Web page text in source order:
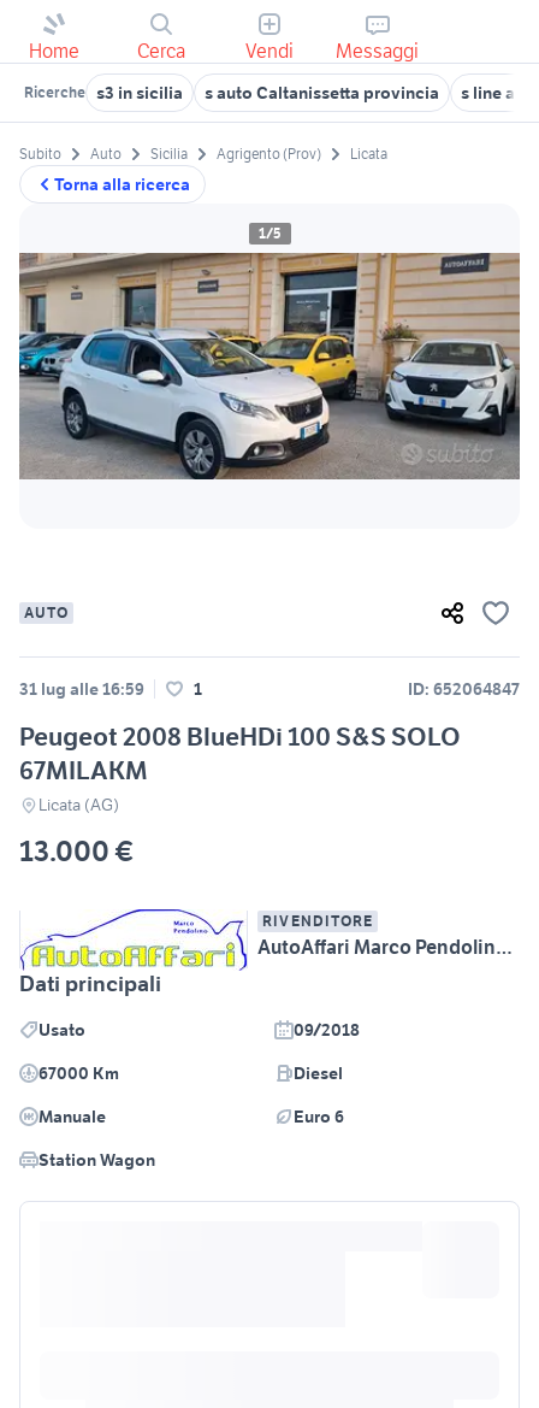
Home Cerca Vendi Messaggi
Ricerche s3 in sicilia s auto Caltanissetta provincia s line a
Torna alla ricerca
Subito Auto Sicilia Agrigento (Prov) Licata
1/5
AUTO
31 lug alle 16:59 1 ID: 652064847
Peugeot 2008 BlueHDi 100 S&S SOLO
67MILAKM
Licata (AG)
13.000 €
RIVENDITORE
AutoAffari Marco Pendolino SS115 km233 Licata (AG)
Dati principali
Usato
09/2018
67000 Km
Diesel
Manuale
Euro 6
Station Wagon